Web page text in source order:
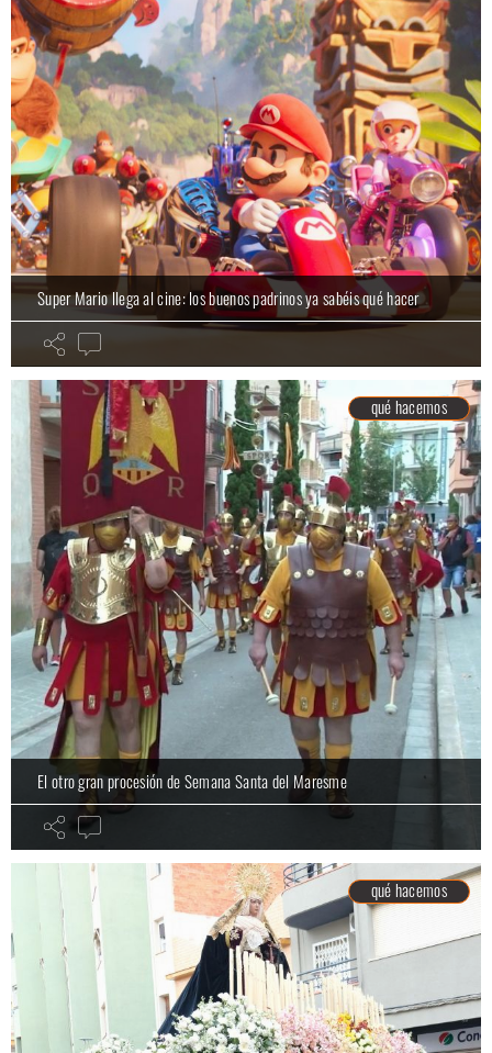
Super Mario llega al cine: los buenos padrinos ya sabéis qué hacer
qué hacemos
El otro gran procesión de Semana Santa del Maresme
qué hacemos